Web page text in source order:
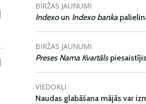
BIRŽAS JAUNUMI
Indexoun Indexo banka
BIRŽAS JAUNUMI
Preses Nama Kvartāls
VIEDOKĻI
Naudas glabāšana mājās var